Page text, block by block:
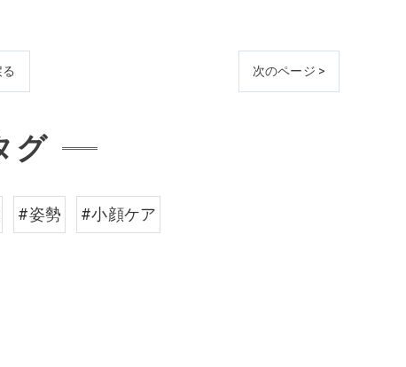
次のページ >
グ
#姿勢 #小顔ケア